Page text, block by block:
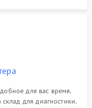
для вас время.
для диагностики.